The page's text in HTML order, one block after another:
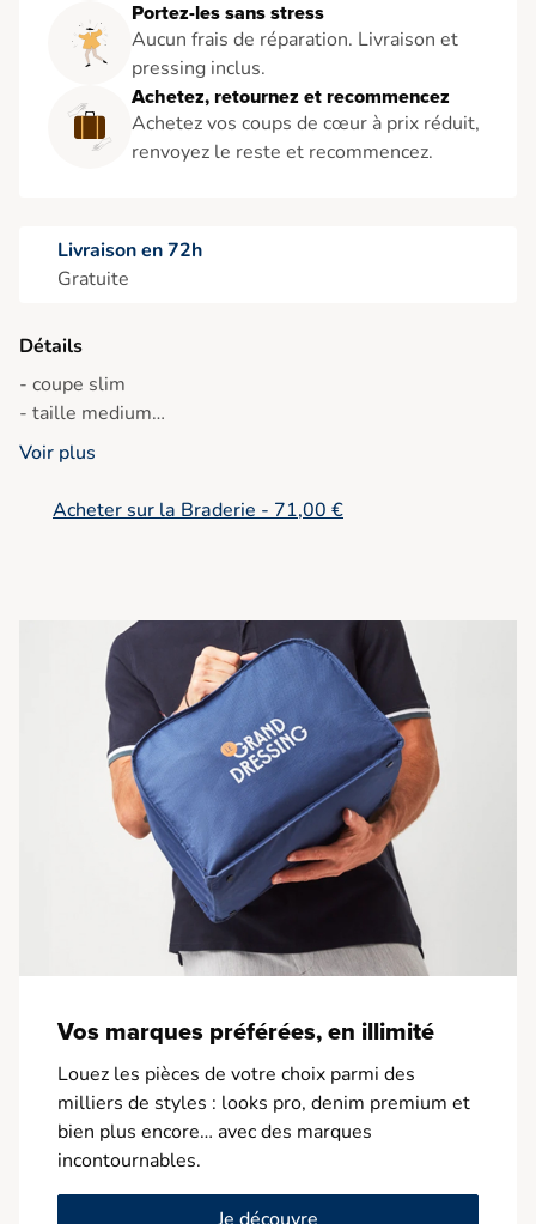
Portez-les sans stress
Aucun frais de réparation. Livraison et
pressing inclus.
Achetez, retournez et recommencez
Achetez vos coups de cœur à prix réduit,
renvoyez le reste et recommencez.
Livraison en 72h
Gratuite
Détails
- coupe slim
- taille medium
- pleine longueur
- passants pour la ceinture
- braguette avec fermeture éclair et bouton
Voir plus
Acheter sur la Braderie - 71,00 €
Vos marques préférées, en illimité
Louez les pièces de votre choix parmi des
milliers de styles : looks pro, denim premium et
bien plus encore… avec des marques
incontournables.